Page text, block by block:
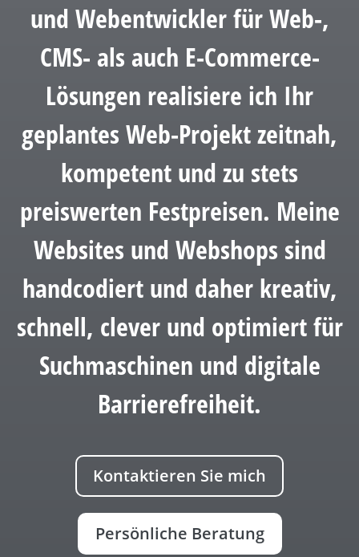
und Webentwickler für Web-,
CMS- als auch E-Commerce-
Lösungen realisiere ich Ihr
geplantes Web-Projekt zeitnah,
kompetent und zu stets
preiswerten Festpreisen. Meine
Websites und Webshops sind
handcodiert und daher kreativ,
schnell, clever und optimiert für
Suchmaschinen und digitale
Barrierefreiheit.
Kontaktieren Sie mich
Persönliche Beratung